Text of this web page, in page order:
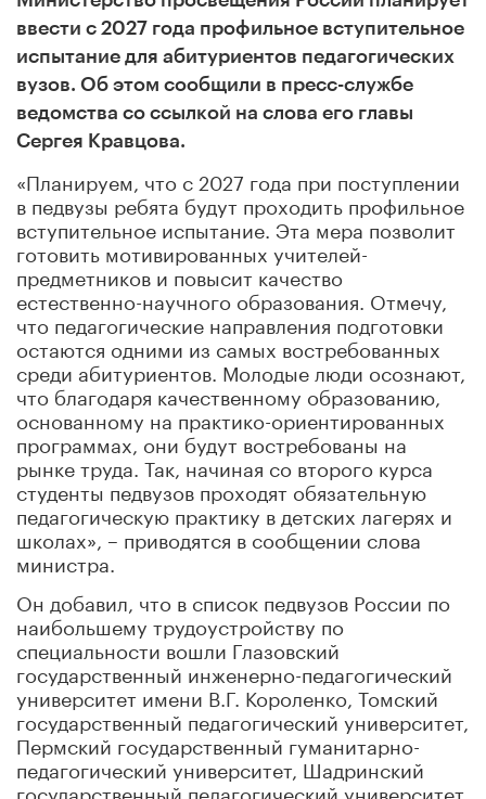
ввести с 2027 года профильное вступительное
испытание для абитуриентов педагогических
вузов. Об этом сообщили в пресс-службе
ведомства со ссылкой на слова его главы
Сергея Кравцова.
«Планируем, что с 2027 года при поступлении
в педвузы ребята будут проходить профильное
вступительное испытание. Эта мера позволит
готовить мотивированных учителей-
предметников и повысит качество
естественно-научного образования. Отмечу,
что педагогические направления подготовки
остаются одними из самых востребованных
среди абитуриентов. Молодые люди осознают,
что благодаря качественному образованию,
основанному на практико-ориентированных
программах, они будут востребованы на
рынке труда. Так, начиная со второго курса
студенты педвузов проходят обязательную
педагогическую практику в детских лагерях и
школах», – приводятся в сообщении слова
министра.
Он добавил, что в список педвузов России по
наибольшему трудоустройству по
специальности вошли Глазовский
государственный инженерно-педагогический
университет имени В.Г. Короленко, Томский
государственный педагогический университет,
Пермский государственный гуманитарно-
педагогический университет, Шадринский
государственный педагогический университет